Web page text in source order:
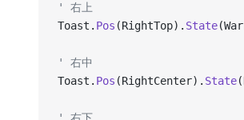
' 右上
Toast. Pos (RightTop). State
' 右中
Toast. Pos (RightCenter). State